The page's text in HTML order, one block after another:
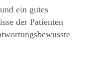
ein gutes
der Patienten